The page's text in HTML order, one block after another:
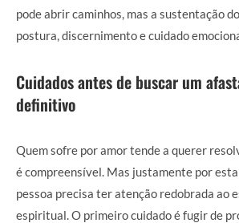
pode abrir caminhos, mas a sustentação
postura, discernimento e cuidado
Cuidados antes de buscar um
definitivo
Quem sofre por amor tende a querer
é compreensível. Mas justamente por
pessoa precisa ter atenção redobrada ao
espiritual. O primeiro cuidado é fugir de